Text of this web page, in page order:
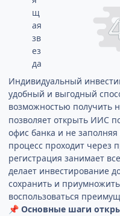
Индивидуальный
удобный и выгодный
возможностью получить
позволяет открыть ИИС
офис банка и не
процесс проходит через
регистрация занимает
делает инвестирование
сохранить и
воспользоваться
📌 Основные шаги